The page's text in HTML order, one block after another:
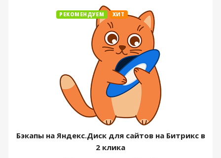
РЕКОМЕНДУЕМ ХИТ
Бэкапы на Яндекс.Диск для сайтов на Битрикс в
2 клика